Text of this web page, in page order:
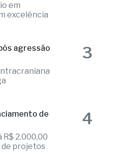
em
excelência
agressão
3
de
2.000,00
de projetos
4